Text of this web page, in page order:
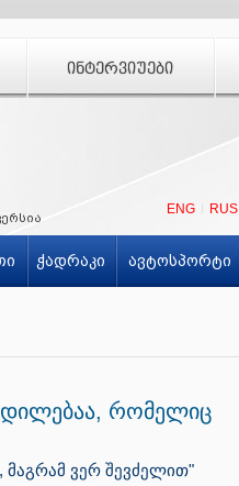
ᲘᲜᲢᲔᲠᲕᲘᲣᲔᲑᲘ
ENG RUS
ჭადრაკი ავტოსპორტი
რომელიც
ვერ შევძელით"